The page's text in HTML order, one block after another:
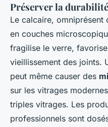
Préserver la
Le calcaire, omniprésent
en couches
fragilise le verre,
vieillissement des joints.
peut même causer des
sur les vitrages
triples vitrages. Les
professionnels sont